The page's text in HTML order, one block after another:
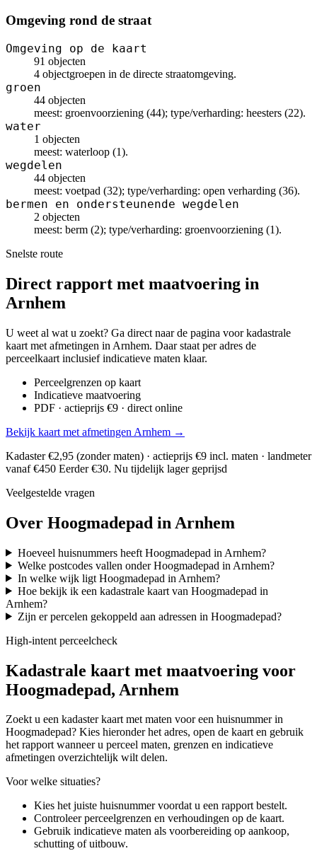
Omgeving rond de straat
Omgeving op de kaart
91 objecten
4 objectgroepen in de directe straatomgeving.
groen
44 objecten
meest: groenvoorziening (44); type/verharding: heesters (22).
water
1 objecten
meest: waterloop (1).
wegdelen
44 objecten
meest: voetpad (32); type/verharding: open verharding (36).
bermen en ondersteunende wegdelen
2 objecten
meest: berm (2); type/verharding: groenvoorziening (1).
Snelste route
Direct rapport met maatvoering in
Arnhem
U weet al wat u zoekt? Ga direct naar de pagina voor kadastrale
kaart met afmetingen in Arnhem. Daar staat per adres de
perceelkaart inclusief indicatieve maten klaar.
Perceelgrenzen op kaart
Indicatieve maatvoering
PDF · actieprijs €9 · direct online
Bekijk kaart met afmetingen Arnhem →
Kadaster €2,95 (zonder maten) · actieprijs €9 incl. maten · landmeter
vanaf €450 Eerder €30. Nu tijdelijk lager geprijsd
Veelgestelde vragen
Over Hoogmadepad in Arnhem
Hoeveel huisnummers heeft Hoogmadepad in Arnhem?
Welke postcodes vallen onder Hoogmadepad in Arnhem?
In welke wijk ligt Hoogmadepad in Arnhem?
Hoe bekijk ik een kadastrale kaart van Hoogmadepad in
Arnhem?
Zijn er percelen gekoppeld aan adressen in Hoogmadepad?
High-intent perceelcheck
Kadastrale kaart met maatvoering voor
Hoogmadepad, Arnhem
Zoekt u een kadaster kaart met maten voor een huisnummer in
Hoogmadepad? Kies hieronder het adres, open de kaart en gebruik
het rapport wanneer u perceel maten, grenzen en indicatieve
afmetingen overzichtelijk wilt delen.
Voor welke situaties?
Kies het juiste huisnummer voordat u een rapport bestelt.
Controleer perceelgrenzen en verhoudingen op de kaart.
Gebruik indicatieve maten als voorbereiding op aankoop,
schutting of uitbouw.